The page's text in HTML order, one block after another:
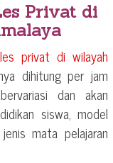
Privat di
privat di wilayah
dihitung per jam
dan akan
siswa, model
mata pelajaran